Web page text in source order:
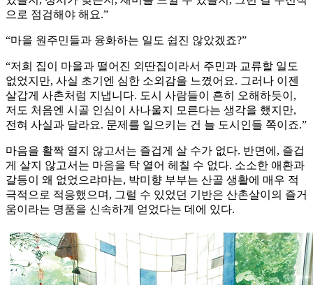
으로 점검해야 해요.”
“마을 원주민들과 융화하는 일도 쉽진 않았겠죠?”
“저희 집이 마을과 떨어진 외딴집이라서 주민과 교류할 일도
없었지만, 사실 초기엔 심한 소외감을 느꼈어요. 그러나 이젠
살갑게 사촌처럼 지냅니다. 도시 사람들이 흔히 오해하듯이,
저도 처음엔 시골 인심이 사나울지 모른다는 생각을 했지만,
전혀 사실과 달라요. 문제를 일으키는 건 늘 도시인들 쪽이죠.”
마음을 활짝 열지 않고서는 즐겁게 살 수가 없다. 반면에, 즐겁
게 살지 않고서는 마음을 탁 열어 헤칠 수 없다. 소소한 애환과
갈등이 왜 없었으랴마는, 박미향 부부는 산골 생활에 매우 적
극적으로 적응했으며, 그럴 수 있었던 기반은 산촌살이의 즐거
움이라는 명품을 신속하게 얻었다는 데에 있다.